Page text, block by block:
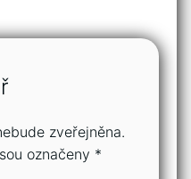
zveřejněna.
označeny *